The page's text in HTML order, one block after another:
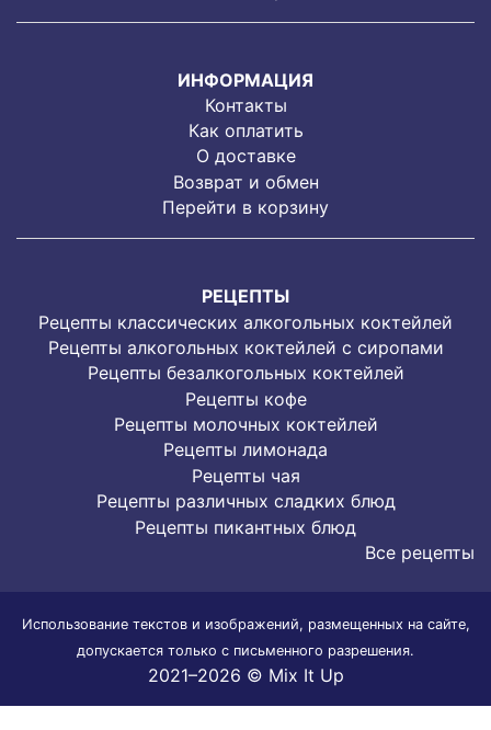
ИНФОРМАЦИЯ
Контакты
Как оплатить
О доставке
Возврат и обмен
Перейти в корзину
РЕЦЕПТЫ
Рецепты классических алкогольных коктейлей
Рецепты алкогольных коктейлей с сиропами
Рецепты безалкогольных коктейлей
Рецепты кофе
Рецепты молочных коктейлей
Рецепты лимонада
Рецепты чая
Рецепты различных сладких блюд
Рецепты пикантных блюд
Все рецепты
Использование текстов и изображений, размещенных на сайте,
допускается только с письменного разрешения.
2021–2026 © Mix It Up